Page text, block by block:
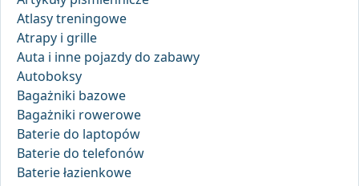
Atlasy treningowe
Atrapy i grille
Auta i inne pojazdy do zabawy
Autoboksy
Bagażniki bazowe
Bagażniki rowerowe
Baterie do laptopów
Baterie do telefonów
Baterie łazienkowe